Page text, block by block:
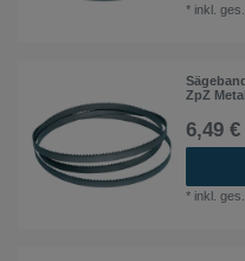
* inkl.
ZpZ
6,49 €
* inkl.